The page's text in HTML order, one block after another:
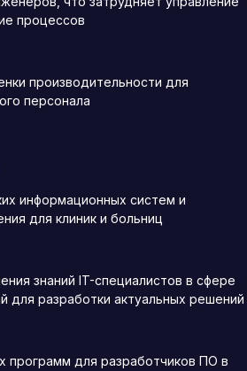
процессов
производительности для
персонала
информационных систем и
для клиник и больниц
знаний IT-специалистов в сфере
для разработки актуальных решений
программ для разработчиков ПО в